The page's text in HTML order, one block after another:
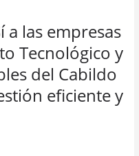
a las empresas
Tecnológico y
del Cabildo
eficiente y